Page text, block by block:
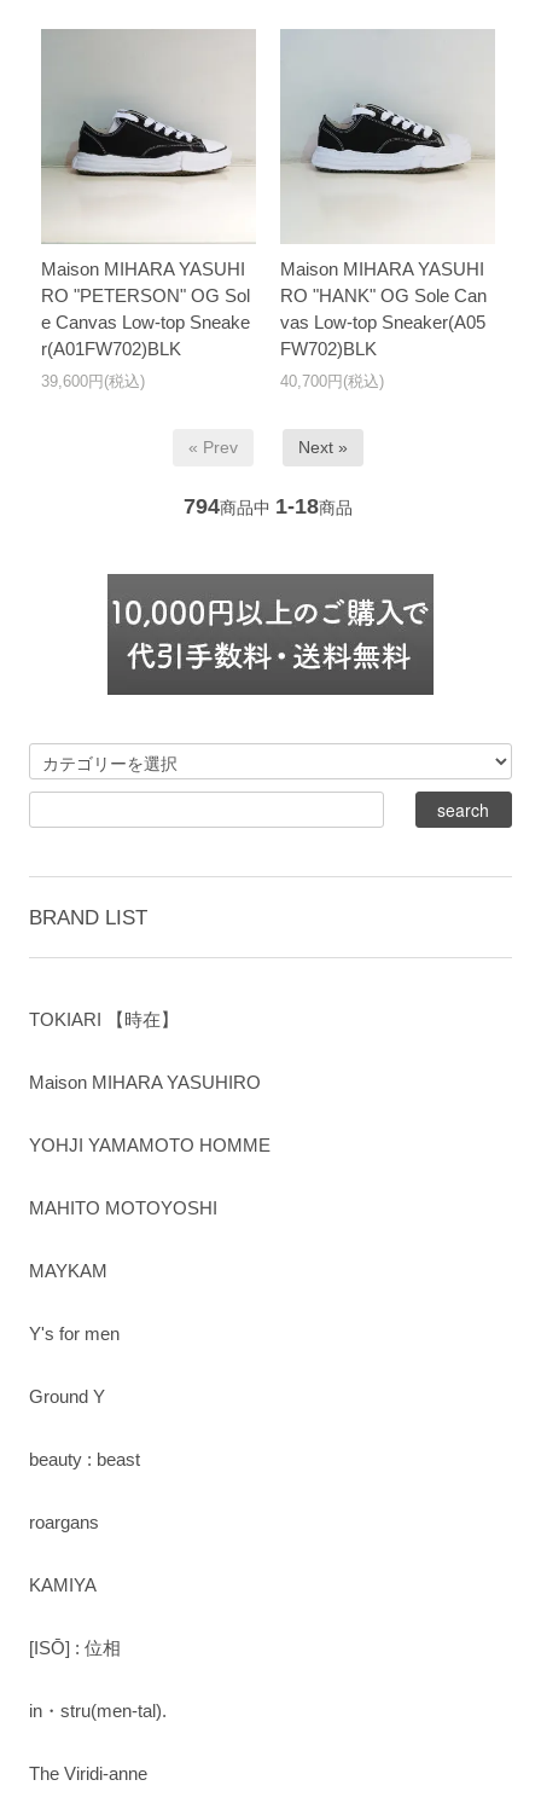
Maison MIHARA YASUHI
RO "PETERSON" OG Sol
e Canvas Low-top Sneake
r(A01FW702)BLK
39,600円(税込)
Maison MIHARA YASUHI
RO "HANK" OG Sole Can
vas Low-top Sneaker(A05
FW702)BLK
40,700円(税込)
« Prev Next »
794商品中 1-18商品
BRAND LIST
TOKIARI 【時在】
Maison MIHARA YASUHIRO
YOHJI YAMAMOTO HOMME
MAHITO MOTOYOSHI
MAYKAM
Y's for men
Ground Y
beauty : beast
roargans
KAMIYA
[ISŌ] : 位相
in・stru(men-tal).
The Viridi-anne